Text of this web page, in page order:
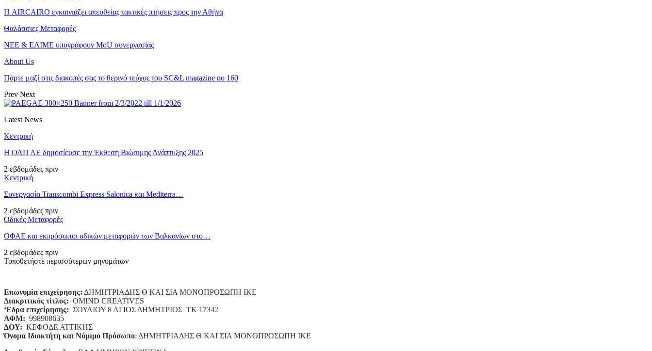
Η AIRCAIRO εγκαινιάζει απευθείας τακτικές πτήσεις προς την Αθήνα
Θαλάσσιες Μεταφορές
ΝΕΕ & ΕΛΙΜΕ υπογράφουν MoU συνεργασίας
About Us
Πάρτε μαζί στις διακοπές σας το θερινό τεύχος του SC&L magazine no 160
Prev Next
Latest News
Κεντρική
Η ΟΛΠ ΑΕ δημοσίευσε την Έκθεση Βιώσιμης Ανάπτυξης 2025
2 εβδομάδες πριν
Κεντρική
Συνεργασία Transcombi Express Salonica και Mediterra…
2 εβδομάδες πριν
Οδικές Μεταφορές
ΟΦΑΕ και εκπρόσωποι οδικών μεταφορών των Βαλκανίων στο…
2 εβδομάδες πριν
Τοποθετήστε περισσότερων μηνυμάτων
Επωνυμία επιχείρησης: ΔΗΜΗΤΡΙΑΔΗΣ Θ ΚΑΙ ΣΙΑ ΜΟΝΟΠΡΟΣΩΠΗ ΙΚΕ
Διακριτικός τίτλος: ΟΜΙΝD CREATIVES
‘Eδρα επιχείρησης: ΣΟΥΛΙΟΥ 8 ΑΓΙΟΣ ΔΗΜΗΤΡΙΟΣ ΤΚ 17342
ΑΦΜ: 998908635
ΔΟΥ: ΚΕΦΟΔΕ ΑΤΤΙΚΗΣ
Όνομα Ιδιοκτήτη και Νόμιμο Πρόσωπο: ΔΗΜΗΤΡΙΑΔΗΣ Θ ΚΑΙ ΣΙΑ ΜΟΝΟΠΡΟΣΩΠΗ ΙΚΕ